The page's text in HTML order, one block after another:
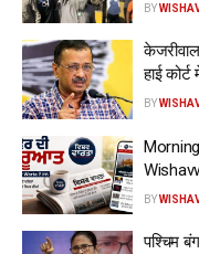
BY
हाई
BY
BY
पश्चिम